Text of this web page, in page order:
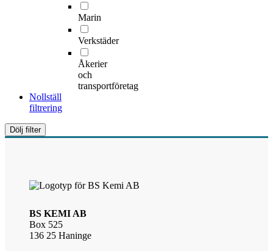
Marin
Verkstäder
Åkerier
och
transportföretag
Nollställ
filtrering
Dölj filter
BS KEMI AB
Box 525
136 25 Haninge